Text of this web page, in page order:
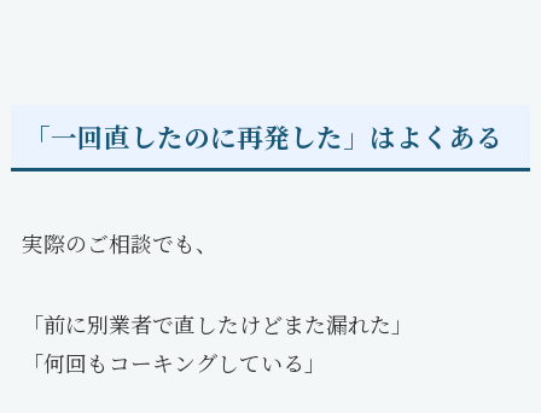
「一回直したのに再発した」はよくある
実際のご相談でも、
「前に別業者で直したけどまた漏れた」
「何回もコーキングしている」